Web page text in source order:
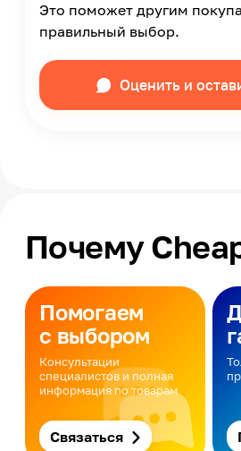
Это поможет другим
правильный выбор.
Оценить и
Почему
Помогаем
с выбором
Консультации
специалистов и полная
информация по товарам
Связаться